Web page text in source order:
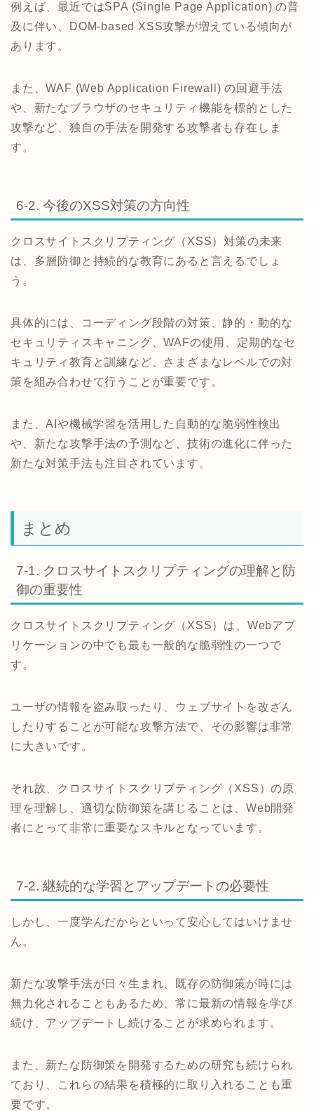
例えば、最近ではSPA (Single Page Application) の普
及に伴い、DOM-based XSS攻撃が増えている傾向が
あります。
また、WAF (Web Application Firewall) の回避手法
や、新たなブラウザのセキュリティ機能を標的とした
攻撃など、独自の手法を開発する攻撃者も存在しま
す。
6-2. 今後のXSS対策の方向性
クロスサイトスクリプティング（XSS）対策の未来
は、多層防御と持続的な教育にあると言えるでしょ
う。
具体的には、コーディング段階の対策、静的・動的な
セキュリティスキャニング、WAFの使用、定期的なセ
キュリティ教育と訓練など、さまざまなレベルでの対
策を組み合わせて行うことが重要です。
また、AIや機械学習を活用した自動的な脆弱性検出
や、新たな攻撃手法の予測など、技術の進化に伴った
新たな対策手法も注目されています。
まとめ
7-1. クロスサイトスクリプティングの理解と防
御の重要性
クロスサイトスクリプティング（XSS）は、Webアプ
リケーションの中でも最も一般的な脆弱性の一つで
す。
ユーザの情報を盗み取ったり、ウェブサイトを改ざん
したりすることが可能な攻撃方法で、その影響は非常
に大きいです。
それ故、クロスサイトスクリプティング（XSS）の原
理を理解し、適切な防御策を講じることは、Web開発
者にとって非常に重要なスキルとなっています。
7-2. 継続的な学習とアップデートの必要性
しかし、一度学んだからといって安心してはいけませ
ん。
新たな攻撃手法が日々生まれ、既存の防御策が時には
無力化されることもあるため、常に最新の情報を学び
続け、アップデートし続けることが求められます。
また、新たな防御策を開発するための研究も続けられ
ており、これらの結果を積極的に取り入れることも重
要です。